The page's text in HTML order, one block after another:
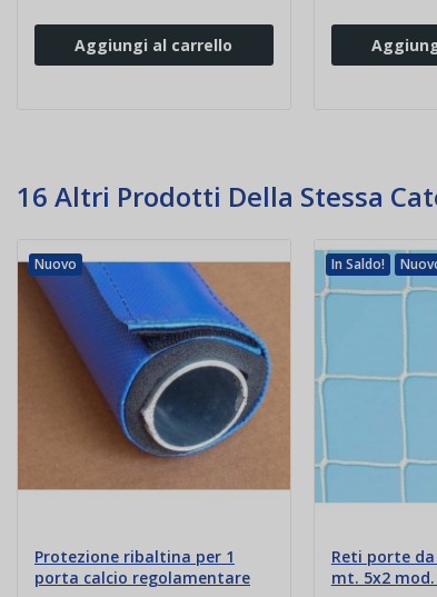
Aggiungi al carrello
16 Altri Prodotti Della Stessa
Nuovo
Protezione ribaltina per 1
porta calcio regolamentare
In Saldo!
Reti porte
mt. 5x2